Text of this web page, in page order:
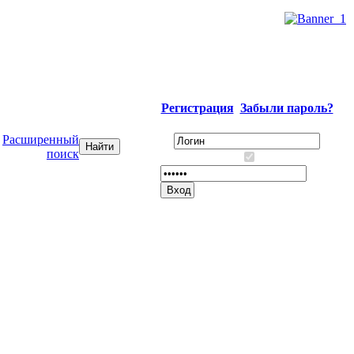
Расширенный
поиск
Регистрация Забыли пароль?